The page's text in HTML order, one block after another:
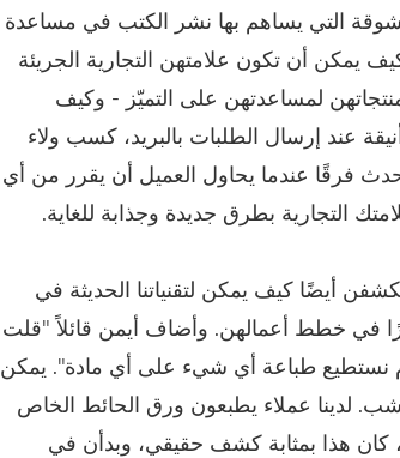
التي يساهم بها نشر الكتب في مساعدة
أن تكون علامتهن التجارية الجريئة
لمساعدتهن على التميّز - وكيف
عند إرسال الطلبات بالبريد، كسب ولاء
فرقًا عندما يحاول العميل أن يقرر من أي
التجارية بطرق جديدة وجذابة للغاية.
أيضًا كيف يمكن لتقنياتنا الحديثة في
في خطط أعمالهن. وأضاف أيمن قائلاً "قلت
نستطيع طباعة أي شيء على أي مادة". يمكن
لدينا عملاء يطبعون ورق الحائط الخاص
كان هذا بمثابة كشف حقيقي، وبدأن في